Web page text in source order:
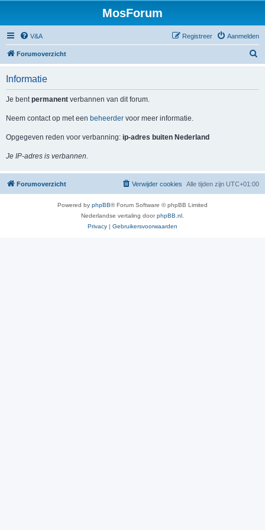
MosForum
V&A Aanmelden
Registreer
Forumoverzicht
Informatie
Je bentpermanent verbannen van dit forum.
Neem contact op met een beheerder voor meer informatie.
Opgegeven reden voor verbanning: ip-adres buiten Nederland
Je IP-adres is verbannen.
Forumoverzicht Alle tijden zijn UTC+01:00
Verwijder cookies
Powered by phpBB® Forum Software © phpBB Limited
Nederlandse vertaling doorphpBB.nl
Privacy | Gebruikersvoorwaarden